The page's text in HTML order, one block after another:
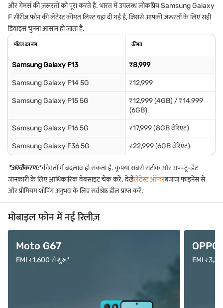
और गेमर्स की ज़रूरतों को पूरा करते हैं. भारत में उपलब्ध लोकप्रिय Samsung Galaxy
F सीरीज़ फोन की लेटेस्ट कीमत लिस्ट यहां दी गई है, जिससे आपकी ज़रूरतों के लिए सही
डिवाइस चुनना आसान हो जाता है.
मॉडल का नाम कीमत
Samsung Galaxy F13 ₹8,999
Samsung Galaxy F14 5G ₹12,999
Samsung Galaxy F15 5G
₹12,999 (4GB) / ₹14,999
(6GB)
Samsung Galaxy F16 5G ₹17,999 (8GB वेरिएंट)
Samsung Galaxy F36 5G ₹22,999 (6GB वेरिएंट)
*अस्वीकरण:*कीमतों में बदलाव हो सकता है. कृपया सबसे सटीक और अप-टू-डेट
जानकारी के लिए आधिकारिक वेबसाइट चेक करें. देखेंलेटेस्ट ऑफरबजाज फाइनेंस से
और प्रीमियम शॉपिंग अनुभव के लिए सर्वश्रेष्ठ डील प्राप्त करें.
मोबाइल फोन में नई रिलीज़
Moto G67
EMI ₹1,600 से शुरू*
OPPO
EMI